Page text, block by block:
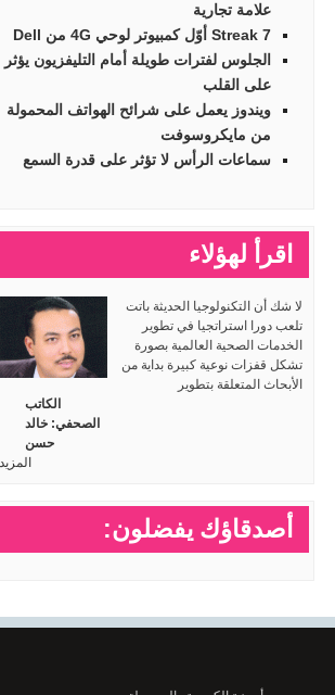
علامة تجارية
Streak 7 أوّل كمبيوتر لوحي 4G من Dell
الجلوس لفترات طويلة أمام التليفزيون يؤثر
على القلب
ويندوز يعمل على شرائح الهواتف المحمولة
من مايكروسوفت
سماعات الرأس لا تؤثر على قدرة السمع
اقرأ لهؤلاء
لا شك أن التكنولوجيا الحديثة باتت
تلعب دورا استراتجيا في تطوير
الخدمات الصحية العالمية بصورة
تشكل قفزات نوعية كبيرة بداية من
الأبحاث المتعلقة بتطوير
الكاتب
الصحفي: خالد
حسن
المزيد
أصدقاؤك يفضلون: